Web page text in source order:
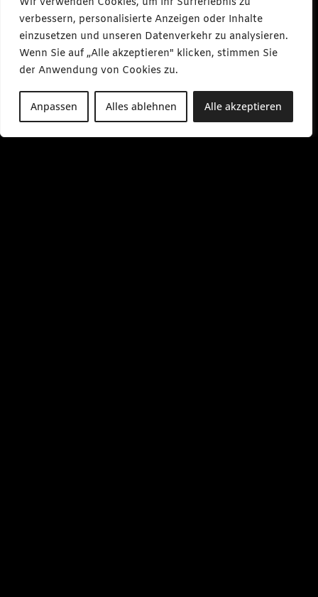
verbessern, personalisierte Anzeigen oder Inhalte
einzusetzen und unseren Datenverkehr zu analysieren.
Wenn Sie auf „Alle akzeptieren" klicken, stimmen Sie
der Anwendung von Cookies zu.
Anpassen Alles ablehnen Alle akzeptieren